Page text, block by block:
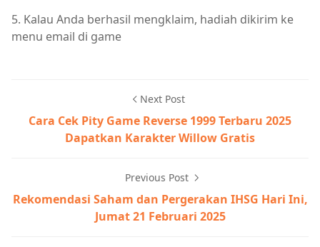
5. Kalau Anda berhasil mengklaim, hadiah dikirim ke
menu email di game
Next Post
Cara Cek Pity Game Reverse 1999 Terbaru 2025
Dapatkan Karakter Willow Gratis
Previous Post
Rekomendasi Saham dan Pergerakan IHSG Hari Ini,
Jumat 21 Februari 2025